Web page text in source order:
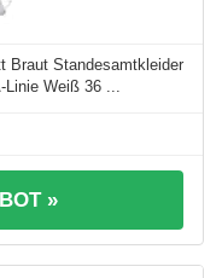
Braut Standesamtkleider
Linie Weiß 36 ...
»